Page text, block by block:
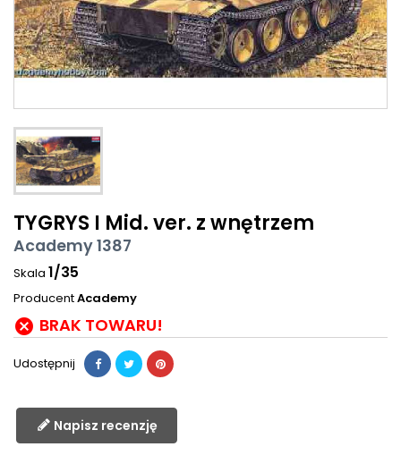
TYGRYS I Mid. ver. z wnętrzem
Academy 1387
Skala 1/35
ProducentAcademy
 BRAK TOWARU!
Udostępnij
Napisz recenzję